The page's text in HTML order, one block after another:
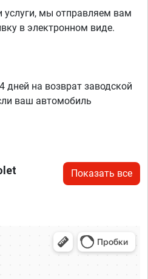
услуги, мы отправляем вам
в электронном виде.
на возврат заводской
ваш автомобиль
Показать все